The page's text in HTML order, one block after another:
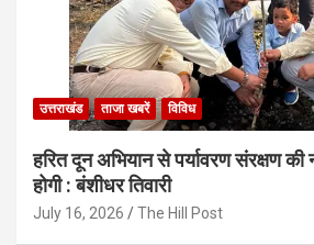
उत्तराखंड ताजा खबरें विविध
हरित दून अभियान से पर्यावरण संरक्षण
होगी : बंशीधर तिवारी
July 16, 2026 The Hill Post